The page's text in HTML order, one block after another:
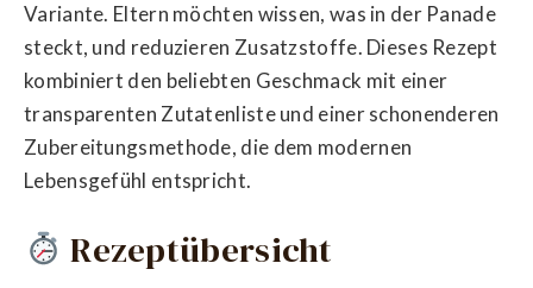
Variante. Eltern möchten wissen, was in der Panade
steckt, und reduzieren Zusatzstoffe. Dieses Rezept
kombiniert den beliebten Geschmack mit einer
transparenten Zutatenliste und einer schonenderen
Zubereitungsmethode, die dem modernen
Lebensgefühl entspricht.
Rezeptübersicht